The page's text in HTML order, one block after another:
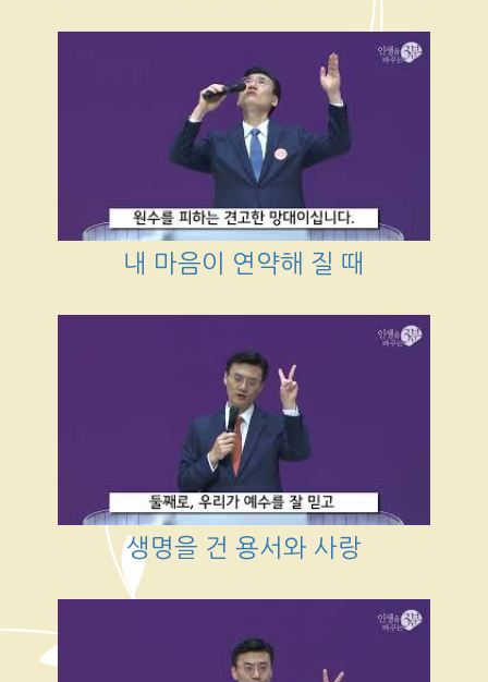
내 마음이 연약해 질 때
생명을 건 용서와 사랑